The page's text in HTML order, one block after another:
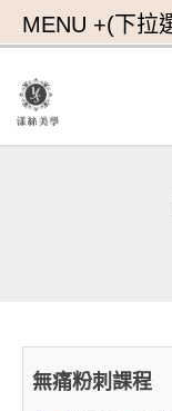
無痛粉刺課程